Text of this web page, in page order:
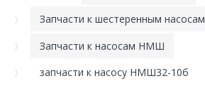
Запчасти к шестеренным насосам
Запчасти к насосам НМШ
запчасти к насосу НМШ32-10б